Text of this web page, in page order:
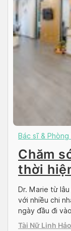
Bác sĩ & Phòng
Chăm
thời
Dr.
Dr. Marie từ
với nhiều chi
ngày đầu đi
đang mang
Tài Nữ Linh Hảo